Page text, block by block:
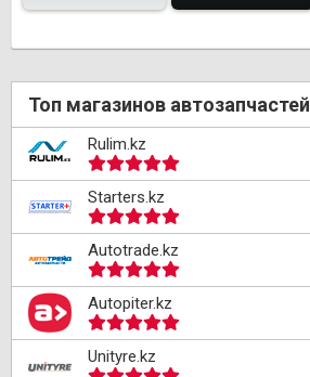
Топ магазинов автозапчастей
Rulim.kz
Starters.kz
Autotrade.kz
Autopiter.kz
Unityre.kz